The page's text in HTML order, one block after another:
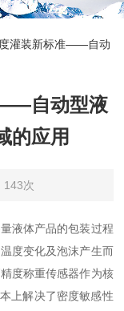
灌装新标准——自动
自动型液
的应用
143次
液体产品的包装过程
度变化及泡沫产生而
度称重传感器作为核
上解决了密度敏感性